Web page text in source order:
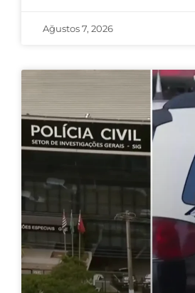
Ağustos 7, 2026